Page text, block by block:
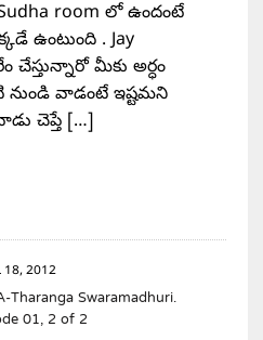
room లో ఉందంటే
ఉంటుంది . Jay
మీకు అర్ధం
నుండి వాడంటే ఇష్టమని
చెప్తే […]
18, 2012
Tharanga Swaramadhuri.
01, 2 of 2